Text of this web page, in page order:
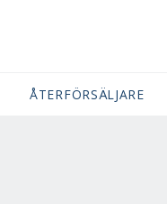
ÅTERFÖRSÄLJARE